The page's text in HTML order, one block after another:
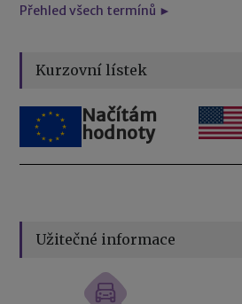
Přehled všech termínů ►
Kurzovní lístek
Načítám
hodnoty
Užitečné informace